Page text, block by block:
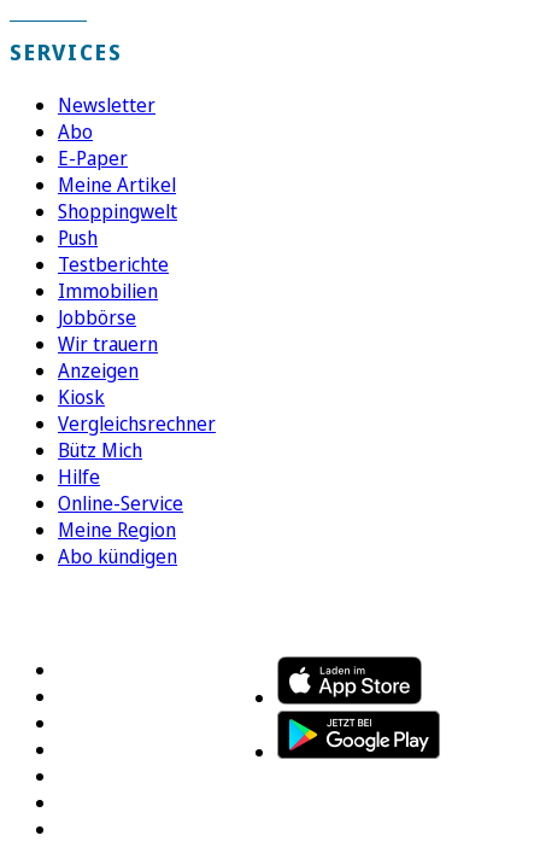
SERVICES
Newsletter
Abo
E-Paper
Meine Artikel
Shoppingwelt
Push
Testberichte
Immobilien
Jobbörse
Wir trauern
Anzeigen
Kiosk
Vergleichsrechner
Bütz Mich
Hilfe
Online-Service
Meine Region
Abo kündigen